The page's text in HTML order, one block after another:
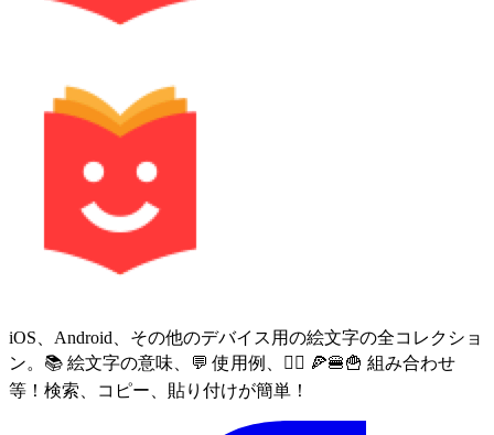
iOS、Android、その他のデバイス用の絵文字の全コレクショ
ン。📚 絵文字の意味、💬 使用例、🙅‍♀️ 🍕🍔🍟 組み合わせ
等！検索、コピー、貼り付けが簡単！